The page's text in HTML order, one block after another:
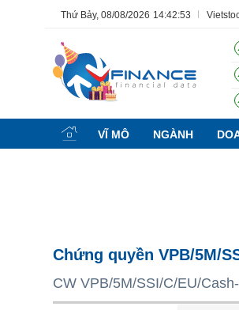
Thứ Bảy, 08/08/2026 14:42:54
VĨ MÔ NGÀNH
Chứng quyền VPB/5M/
CW VPB/5M/SSI/C/EU/
Tính năng Ngành Mã
BẤT ĐỘNG SẢN
TÀI CHÍNH